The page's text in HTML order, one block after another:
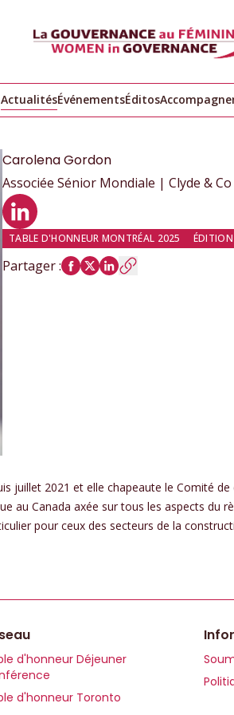
ActualitésÉvénementsÉditos
CarolenaGordon
Associée Sénior Mondiale | Clyde & Co
Profil LinkedIn
TABLE D'HONNEUR MONTRÉAL 2025
Partager:
juillet 2021 et elle chapeaute le Comité
au Canada axée sur tous les aspects du
pour ceux des secteurs de la
d'honneur Déjeuner
d'honneur Toronto